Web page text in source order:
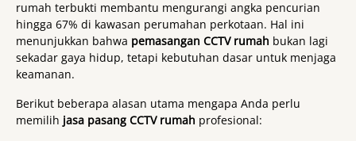
rumah terbukti membantu mengurangi angka pencurian
hingga 67% di kawasan perumahan perkotaan. Hal ini
menunjukkan bahwa pemasangan CCTV rumah bukan lagi
sekadar gaya hidup, tetapi kebutuhan dasar untuk menjaga
keamanan.
Berikut beberapa alasan utama mengapa Anda perlu
memilih jasa pasang CCTV rumah profesional: